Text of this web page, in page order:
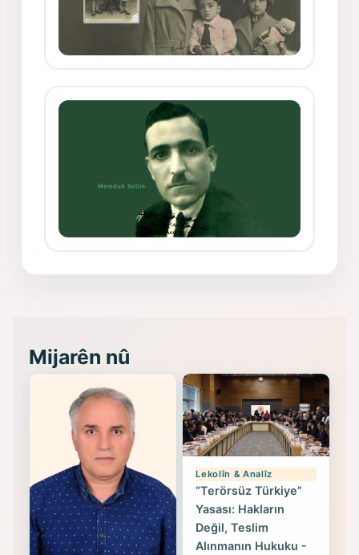
(Hoybun)’un Kuruluş Çalışmaları- 8
Mijarên nû
Lekolîn & Analîz
“Terörsüz Türkiye”
Yasası: Hakların
Değil, Teslim
Alınmanın Hukuku -